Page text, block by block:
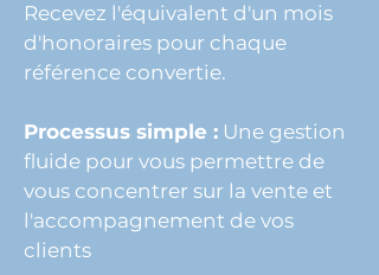
Recevez l'équivalent d'un mois
d'honoraires pour chaque
référence convertie.
Processus simple : Une gestion
fluide pour vous permettre de
vous concentrer sur la vente et
l'accompagnement de vos
clients